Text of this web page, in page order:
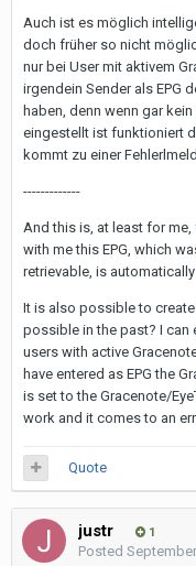
Auch ist es möglich
doch früher so nicht
nur bei User mit aktivem
irgendein Sender als EPG
haben, denn wenn gar
eingestellt ist funktioniert
kommt zu einer
-------------
And this is, at least for me,
with me this EPG, which
retrievable, is
It is also possible to
possible in the past? I can
users with active
have entered as EPG the
is set to the Gracenote/
work and it comes to an
Quote
justr 1
Posted